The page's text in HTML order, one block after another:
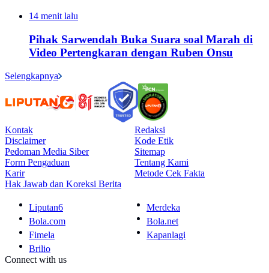
14 menit lalu
Pihak Sarwendah Buka Suara soal Marah di
Video Pertengkaran dengan Ruben Onsu
Selengkapnya
Kontak
Redaksi
Disclaimer
Kode Etik
Pedoman Media Siber
Sitemap
Form Pengaduan
Tentang Kami
Karir
Metode Cek Fakta
Hak Jawab dan Koreksi Berita
Liputan6
Merdeka
Bola.com
Bola.net
Fimela
Kapanlagi
Brilio
Connect with us